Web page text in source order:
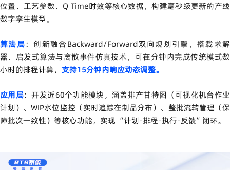
位置、工艺参数、 Q Time时效等核心数据，构建毫秒级更新的产线
数字孪生模型。
算法层：创新融合Backward/Forward双向规划引擎，搭载求解
器、启发式算法与离散事件仿真技术，可在分钟内完成传统模式数
小时的排程计算， 支持15分钟内响应动态调整。
应用层：开发近60个功能模块，涵盖排产甘特图（可视化机台作业
计划）、WIP水位监控（实时追踪在制品分布）、整批流转管理（保
障批次一致性）等核心功能，实现 “计划-排程-执行-反馈” 闭环。